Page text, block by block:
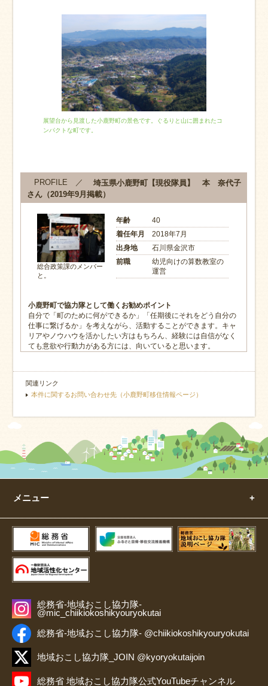
展望台から見渡した小鹿野町の景色です。ぐるりと山に囲まれたコ
ンパクトな町です。
PROFILE ／埼玉県小鹿野町【現役隊員】 本 奈代子
さん（2019年9月掲載）
総合政策課のメンバー
と。
年齢
40
着任年月
2018年7月
出身地
石川県金沢市
前職
幼児向けの算数教室の
運営
小鹿野町で協力隊として働くお勧めポイント
自分で「町のために何ができるか」「任期後にそれをどう自分の
仕事に繋げるか」を考えながら、活動することができます。キャ
リアやノウハウを活かしたい方はもちろん、経験には自信がなく
ても意欲や行動力がある方には、向いていると思います。
関連リンク
本件に関するお問い合わせ先（小鹿野町移住情報ページ）
メニュー
総務省-地域おこし協力隊-
@mic_chiikiokoshikyouryokutai
総務省-地域おこし協力隊- @chiikiokoshikyouryokutai
地域おこし協力隊_JOIN @kyoryokutaijoin
総務省 地域おこし協力隊公式YouTubeチャンネル